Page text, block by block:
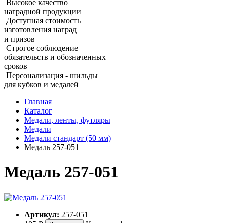
Высокое качество
наградной продукции
Доступная стоимость
изготовления наград
и призов
Строгое соблюдение
обязательств и обозначенных
сроков
Персонализация - шильды
для кубков и медалей
Главная
Каталог
Медали, ленты, футляры
Медали
Медали стандарт (50 мм)
Медаль 257‑051
Медаль 257‑051
Артикул: 257-051